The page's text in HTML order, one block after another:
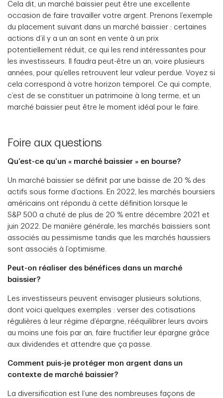
Cela dit, un marché baissier peut être une excellente
occasion de faire travailler votre argent. Prenons l’exemple
du placement suivant dans un marché baissier : certaines
actions d’il y a un an sont en vente à un prix
potentiellement réduit, ce qui les rend intéressantes pour
les investisseurs. Il faudra peut-être un an, voire plusieurs
années, pour qu’elles retrouvent leur valeur perdue. Voyez si
cela correspond à votre horizon temporel. Ce qui compte,
c’est de se constituer un patrimoine à long terme, et un
marché baissier peut être le moment idéal pour le faire.
Foire aux questions
Qu’est-ce qu’un « marché baissier » en bourse?
Un marché baissier se définit par une baisse de 20 % des
actifs sous forme d’actions. En 2022, les marchés boursiers
américains ont répondu à cette définition lorsque le
S&P 500 a chuté de plus de 20 % entre décembre 2021 et
juin 2022. De manière générale, les marchés baissiers sont
associés au pessimisme tandis que les marchés haussiers
sont associés à l’optimisme.
Peut-on réaliser des bénéfices dans un marché
baissier?
Les investisseurs peuvent envisager plusieurs solutions,
dont voici quelques exemples : verser des cotisations
régulières à leur régime d’épargne, rééquilibrer leurs avoirs
au moins une fois par an, faire fructifier leur épargne grâce
aux dividendes et attendre que ça passe.
Comment puis-je protéger mon argent dans un
contexte de marché baissier?
La diversification est l’une des nombreuses façons de